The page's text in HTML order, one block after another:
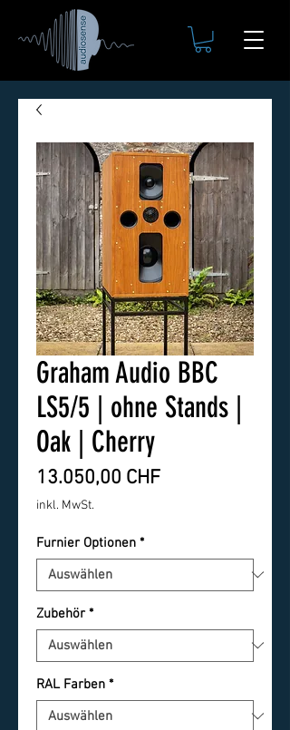
Graham Audio BBC
LS5/5 | ohne Stands |
Oak | Cherry
13.050,00 CHFPreis
inkl. MwSt.
Furnier Optionen *
Zubehör *
RAL Farben *